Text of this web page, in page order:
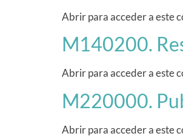
Abrir para acceder a este
M140200.
Abrir para acceder a este
M220000.
Abrir para acceder a este